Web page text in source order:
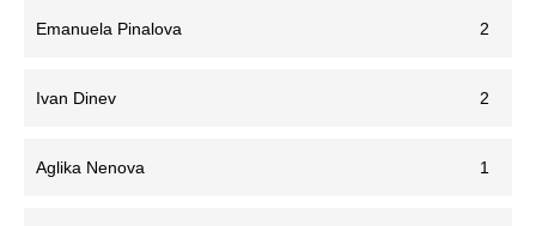
Emanuela Pinalova 2
Ivan Dinev 2
Aglika Nenova 1